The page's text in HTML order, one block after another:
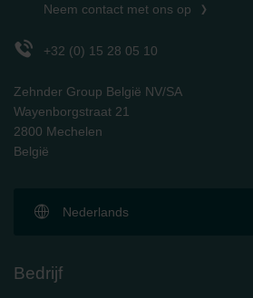
Neem contact met ons op
+32 (0) 15 28 05 10
Zehnder Group België NV/SA
Wayenborgstraat 21
2800 Mechelen
België
Nederlands
Bedrijf